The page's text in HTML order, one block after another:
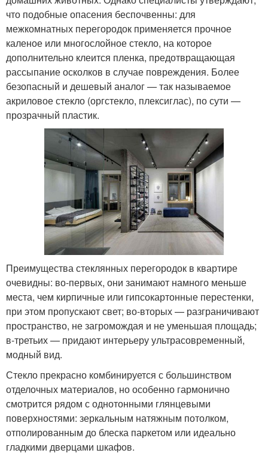
что подобные опасения беспочвенны: для
межкомнатных перегородок применяется прочное
каленое или многослойное стекло, на которое
дополнительно клеится пленка, предотвращающая
рассыпание осколков в случае повреждения. Более
безопасный и дешевый аналог — так называемое
акриловое стекло (оргстекло, плексиглас), по сути —
прозрачный пластик.
Преимущества стеклянных перегородок в квартире
очевидны: во-первых, они занимают намного меньше
места, чем кирпичные или гипсокартонные перестенки,
при этом пропускают свет; во-вторых — разграничивают
пространство, не загромождая и не уменьшая площадь;
в-третьих — придают интерьеру ультрасовременный,
модный вид.
Стекло прекрасно комбинируется с большинством
отделочных материалов, но особенно гармонично
смотрится рядом с однотонными глянцевыми
поверхностями: зеркальным натяжным потолком,
отполированным до блеска паркетом или идеально
гладкими дверцами шкафов.